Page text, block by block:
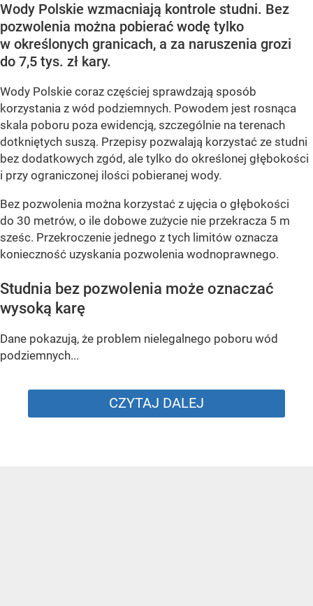
Wody Polskie wzmacniają kontrole studni. Bez
pozwolenia można pobierać wodę tylko
w określonych granicach, a za naruszenia grozi
do 7,5 tys. zł kary.
Wody Polskie coraz częściej sprawdzają sposób
korzystania z wód podziemnych. Powodem jest rosnąca
skala poboru poza ewidencją, szczególnie na terenach
dotkniętych suszą. Przepisy pozwalają korzystać ze studni
bez dodatkowych zgód, ale tylko do określonej głębokości
i przy ograniczonej ilości pobieranej wody.
Bez pozwolenia można korzystać z ujęcia o głębokości
do 30 metrów, o ile dobowe zużycie nie przekracza 5 m
sześc. Przekroczenie jednego z tych limitów oznacza
konieczność uzyskania pozwolenia wodnoprawnego.
Studnia bez pozwolenia może oznaczać
wysoką karę
Dane pokazują, że problem nielegalnego poboru wód
podziemnych...
CZYTAJ DALEJ